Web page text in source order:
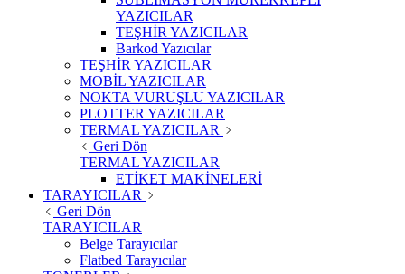
YAZICILAR
TEŞHİR YAZICILAR
Barkod Yazıcılar
TEŞHİR YAZICILAR
MOBİL YAZICILAR
NOKTA VURUŞLU YAZICILAR
PLOTTER YAZICILAR
TERMAL YAZICILAR
Geri Dön
TERMAL YAZICILAR
ETİKET MAKİNELERİ
TARAYICILAR
Geri Dön
TARAYICILAR
Belge Tarayıcılar
Flatbed Tarayıcılar